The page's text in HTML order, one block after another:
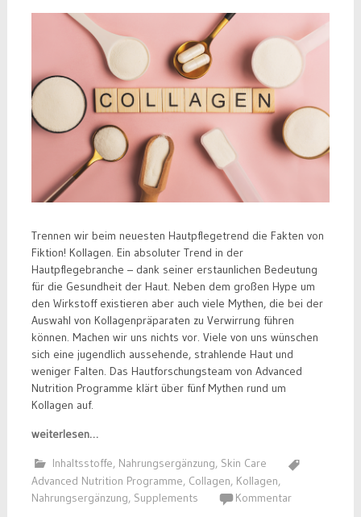
Trennen wir beim neuesten Hautpflegetrend die Fakten von
Fiktion! Kollagen. Ein absoluter Trend in der
Hautpflegebranche – dank seiner erstaunlichen Bedeutung
für die Gesundheit der Haut. Neben dem großen Hype um
den Wirkstoff existieren aber auch viele Mythen, die bei der
Auswahl von Kollagenpräparaten zu Verwirrung führen
können. Machen wir uns nichts vor. Viele von uns wünschen
sich eine jugendlich aussehende, strahlende Haut und
weniger Falten. Das Hautforschungsteam von Advanced
Nutrition Programme klärt über fünf Mythen rund um
Kollagen auf.
weiterlesen…
Inhaltsstoffe, Nahrungsergänzung, Skin Care
Advanced Nutrition Programme, Collagen, Kollagen,
Nahrungsergänzung, Supplements Kommentar